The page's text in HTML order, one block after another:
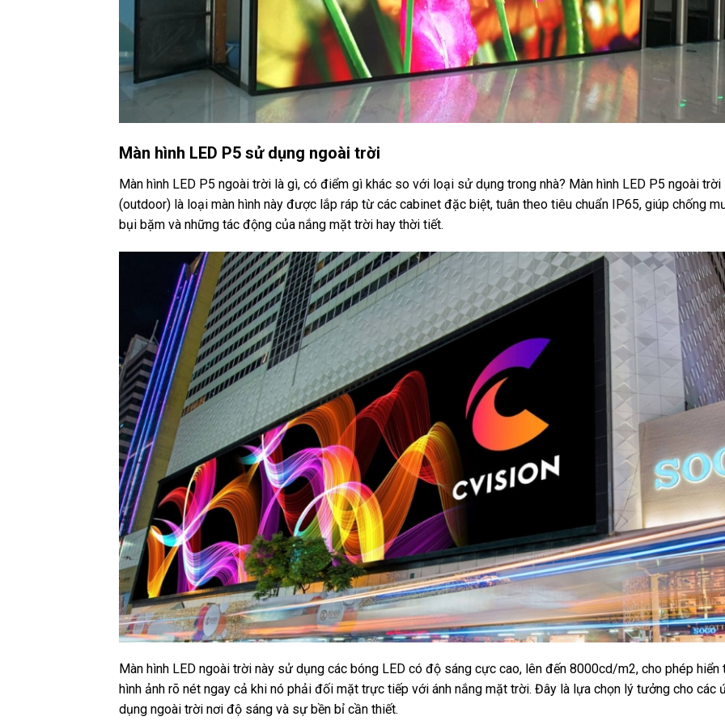
Màn hình LED P5 sử dụng ngoài trời
Màn hình LED P5 ngoài trời là gì, có điểm gì khác so với loại sử dụng trong nhà? Màn hình LED P5 ngoài trời
(outdoor) là loại màn hình này được lắp ráp từ các cabinet đặc biệt, tuân theo tiêu chuẩn IP65, giúp chống
bụi bặm và những tác động của nắng mặt trời hay thời tiết.
Màn hình LED ngoài trời này sử dụng các bóng LED có độ sáng cực cao, lên đến 8000cd/m2, cho phép hiển
hình ảnh rõ nét ngay cả khi nó phải đối mặt trực tiếp với ánh nắng mặt trời. Đây là lựa chọn lý tưởng cho các
dụng ngoài trời nơi độ sáng và sự bền bỉ cần thiết.